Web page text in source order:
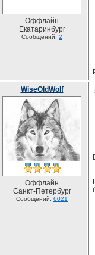
Оффлайн
Екатаринбург
Сообщений: 2
WiseOldWolf
Оффлайн
Санкт-Петербург
Сообщений: 6021